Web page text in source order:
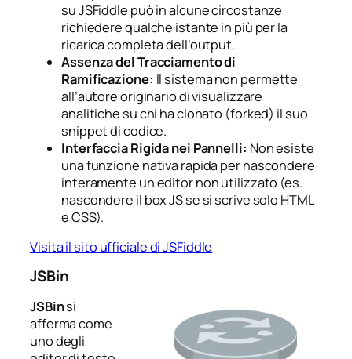
su JSFiddle può in alcune circostanze
richiedere qualche istante in più per la
ricarica completa dell’output.
Assenza del Tracciamento di
Ramificazione: Il sistema non permette
all’autore originario di visualizzare
analitiche su chi ha clonato (forked) il suo
snippet di codice.
Interfaccia Rigida nei Pannelli: Non esiste
una funzione nativa rapida per nascondere
interamente un editor non utilizzato (es.
nascondere il box JS se si scrive solo HTML
e CSS).
Visita il sito ufficiale di JSFiddle
JSBin
JSBinsi
afferma come
uno degli